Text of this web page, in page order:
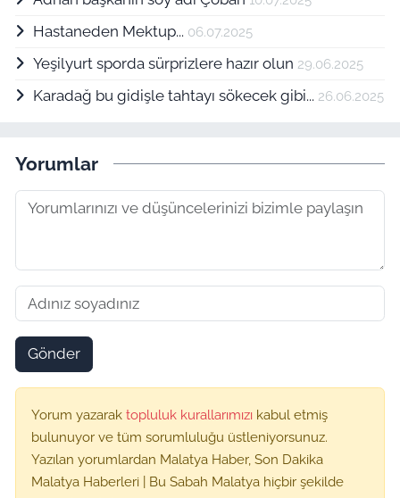
Hastaneden Mektup... 06.07.2025
Yeşilyurt sporda sürprizlere hazır olun 29.06.2025
Karadağ bu gidişle tahtayı sökecek gibi... 26.06.2025
Yorumlar
Gönder
Yorum yazarak topluluk kurallarımızı kabul etmiş
bulunuyor ve tüm sorumluluğu üstleniyorsunuz.
Yazılan yorumlardan Malatya Haber, Son Dakika
Malatya Haberleri | Bu Sabah Malatya hiçbir şekilde